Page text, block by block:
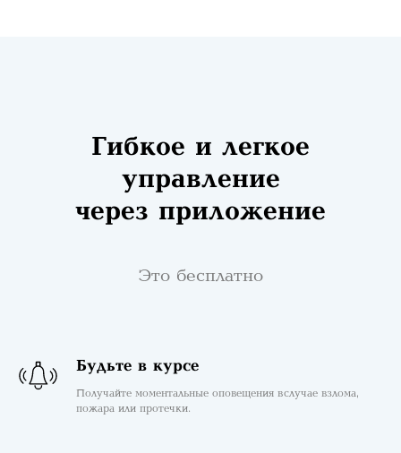
Гибкое и легкое
управление
через приложение
Это бесплатно
Будьте в курсе
Получайте моментальные оповещения в случае взлома,
пожара или протечки.